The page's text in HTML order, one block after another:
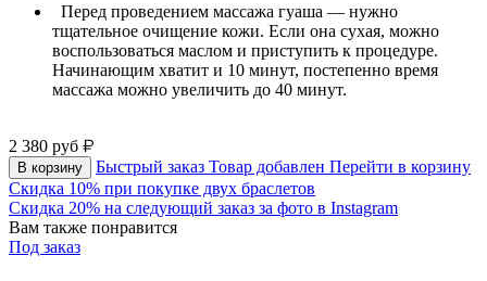
Перед проведением массажа гуаша — нужно
тщательное очищение кожи. Если она сухая, можно
воспользоваться маслом и приступить к процедуре.
Начинающим хватит и 10 минут, постепенно время
массажа можно увеличить до 40 минут.
2 380 руб
В корзину Быстрый заказ Товар добавлен Перейти в корзину
Скидка 10% при покупке двух браслетов
Скидка 20% на следующий заказ за фото в Instagram
Вам также понравится
Под заказ